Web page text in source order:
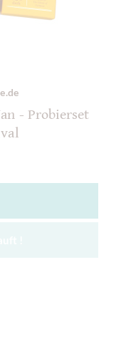
- Probierset